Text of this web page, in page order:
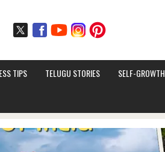
TIPS TELUGU STORIES SELF-GROWTH